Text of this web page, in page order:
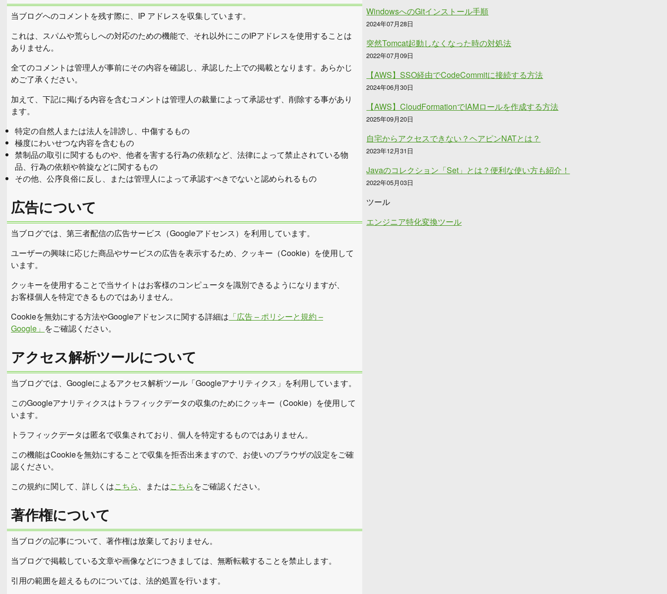
当ブログへのコメントを残す際に、IP アドレスを収集しています。
これは、スパムや荒らしへの対応のための機能で、それ以外にこのIPアドレスを使用することは
ありません。
全てのコメントは管理人が事前にその内容を確認し、承認した上での掲載となります。あらかじ
めご了承ください。
加えて、下記に掲げる内容を含むコメントは管理人の裁量によって承認せず、削除する事があり
ます。
特定の自然人または法人を誹謗し、中傷するもの
極度にわいせつな内容を含むもの
禁制品の取引に関するものや、他者を害する行為の依頼など、法律によって禁止されている物
品、行為の依頼や斡旋などに関するもの
その他、公序良俗に反し、または管理人によって承認すべきでないと認められるもの
広告について
当ブログでは、第三者配信の広告サービス（Googleアドセンス）を利用しています。
ユーザーの興味に応じた商品やサービスの広告を表示するため、クッキー（Cookie）を使用して
います。
クッキーを使用することで当サイトはお客様のコンピュータを識別できるようになりますが、
お客様個人を特定できるものではありません。
Cookieを無効にする方法やGoogleアドセンスに関する詳細は 「広告 – ポリシーと規約 –
Google」 をご確認ください。
アクセス解析ツールについて
当ブログでは、Googleによるアクセス解析ツール「Googleアナリティクス」を利用しています。
このGoogleアナリティクスはトラフィックデータの収集のためにクッキー（Cookie）を使用して
います。
トラフィックデータは匿名で収集されており、個人を特定するものではありません。
この機能はCookieを無効にすることで収集を拒否出来ますので、お使いのブラウザの設定をご確
認ください。
この規約に関して、詳しくはこちら、またはこちらをご確認ください。
著作権について
当ブログの記事について、著作権は放棄しておりません。
当ブログで掲載している文章や画像などにつきましては、無断転載することを禁止します。
引用の範囲を超えるものについては、法的処置を行います。
WindowsへのGitインストール手順
2024年07月28日
突然Tomcat起動しなくなった時の対処法
2022年07月09日
【AWS】SSO経由でCodeCommitに接続する方法
2024年06月30日
【AWS】CloudFormationでIAMロールを作成する方法
2025年09月20日
自宅からアクセスできない？ヘアピンNATとは？
2023年12月31日
Javaのコレクション「Set」とは？便利な使い方も紹介！
2022年05月03日
ツール
エンジニア特化変換ツール